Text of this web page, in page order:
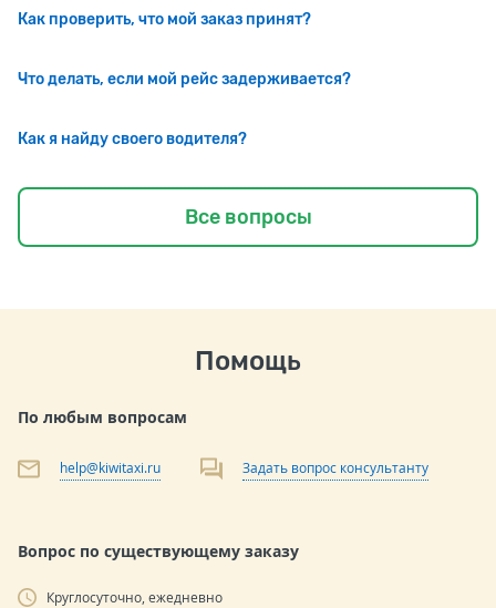
Как проверить, что мой заказ принят?
Что делать, если мой рейс задерживается?
Как я найду своего водителя?
Все вопросы
Помощь
По любым вопросам
help@kiwitaxi.ru Задать вопрос консультанту
Вопрос по существующему заказу
Круглосуточно, ежедневно